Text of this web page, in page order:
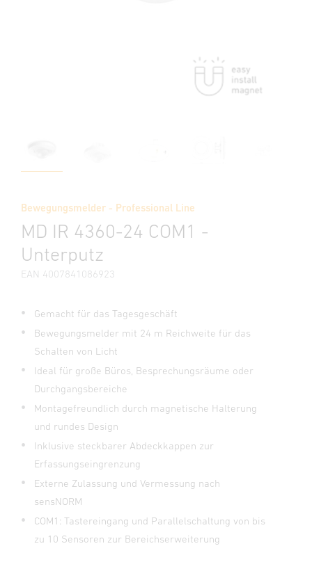
Bewegungsmelder - Professional Line
MD IR 4360-24 COM1 -
Unterputz
EAN 4007841086923
Gemacht für das Tagesgeschäft
Bewegungsmelder mit 24 m Reichweite für das
Schalten von Licht
Ideal für große Büros, Besprechungsräume oder
Durchgangsbereiche
Montagefreundlich durch magnetische Halterung
und rundes Design
Inklusive steckbarer Abdeckkappen zur
Erfassungseingrenzung
Externe Zulassung und Vermessung nach
sensNORM
COM1: Tastereingang und Parallelschaltung von bis
zu 10 Sensoren zur Bereichserweiterung